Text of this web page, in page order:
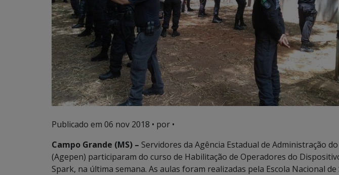
Publicado em 06 nov 2018 • por •
Campo Grande (MS) – Servidores da Agência Estadual de Administração
(Agepen) participaram do curso de Habilitação de Operadores do
Spark, na última semana. As aulas foram realizadas pela Escola Nacional de